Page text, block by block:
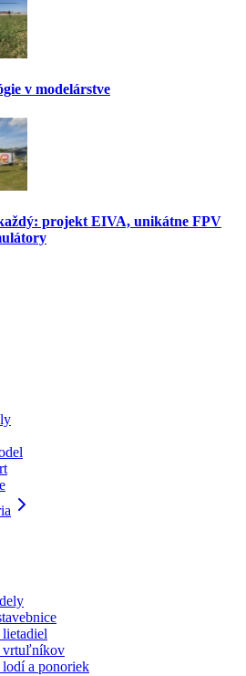
v modelárstve
projekt EIVA, unikátne FPV
vrtuľníkov
a ponoriek